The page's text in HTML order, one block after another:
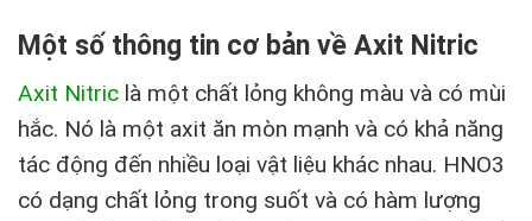
Một số thông tin cơ bản về Axit Nitric
Axit Nitric là một chất lỏng không màu và có mùi
hắc. Nó là một axit ăn mòn mạnh và có khả năng
tác động đến nhiều loại vật liệu khác nhau. HNO3
có dạng chất lỏng trong suốt và có hàm lượng